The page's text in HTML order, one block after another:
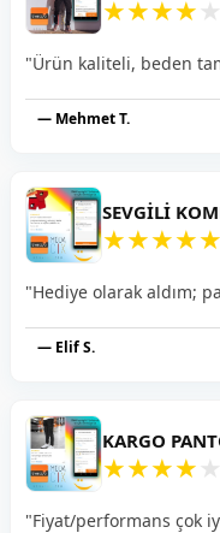
★★★★ ★
"Ürün kaliteli, beden
— Mehmet T.
SEVGILI
★★★★★
"Hediye olarak aldım;
— Elif S.
KARGO
★★★★ ★
"Fiyat/performans çok